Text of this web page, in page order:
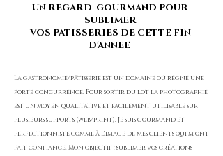
UN REGARD GOURMAND POUR
SUBLIMER
VOS PATISSERIES DE CETTE FIN
D'ANNEE
La gastronomie/pâtisserie est un domaine où règne une
forte concurrence. Pour sortir du lot la photographie
est un moyen qualitative et facilement utilisable sur
plusieurs supports (web/print). Je suis gourmand et
perfectionniste comme à l'image de mes clients qui m'ont
fait confiance. Mon objectif : sublimer vos créations